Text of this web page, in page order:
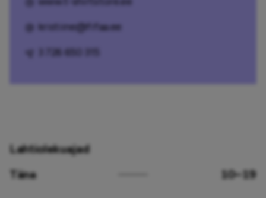
Lahtiolekuajad
Täna
10–19
kristiine@fifaa.ee
3 726 650 315